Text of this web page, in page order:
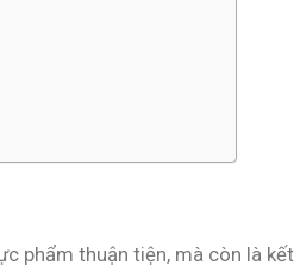
phẩm thuận tiện, mà còn là